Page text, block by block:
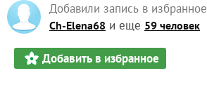
Добавили запись в избранное
Ch-Elena68 и еще 59 человек
Добавить в избранное